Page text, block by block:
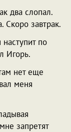
два слопал.
Скоро завтрак.
наступит по
Игорь.
нет еще
меня
запретят